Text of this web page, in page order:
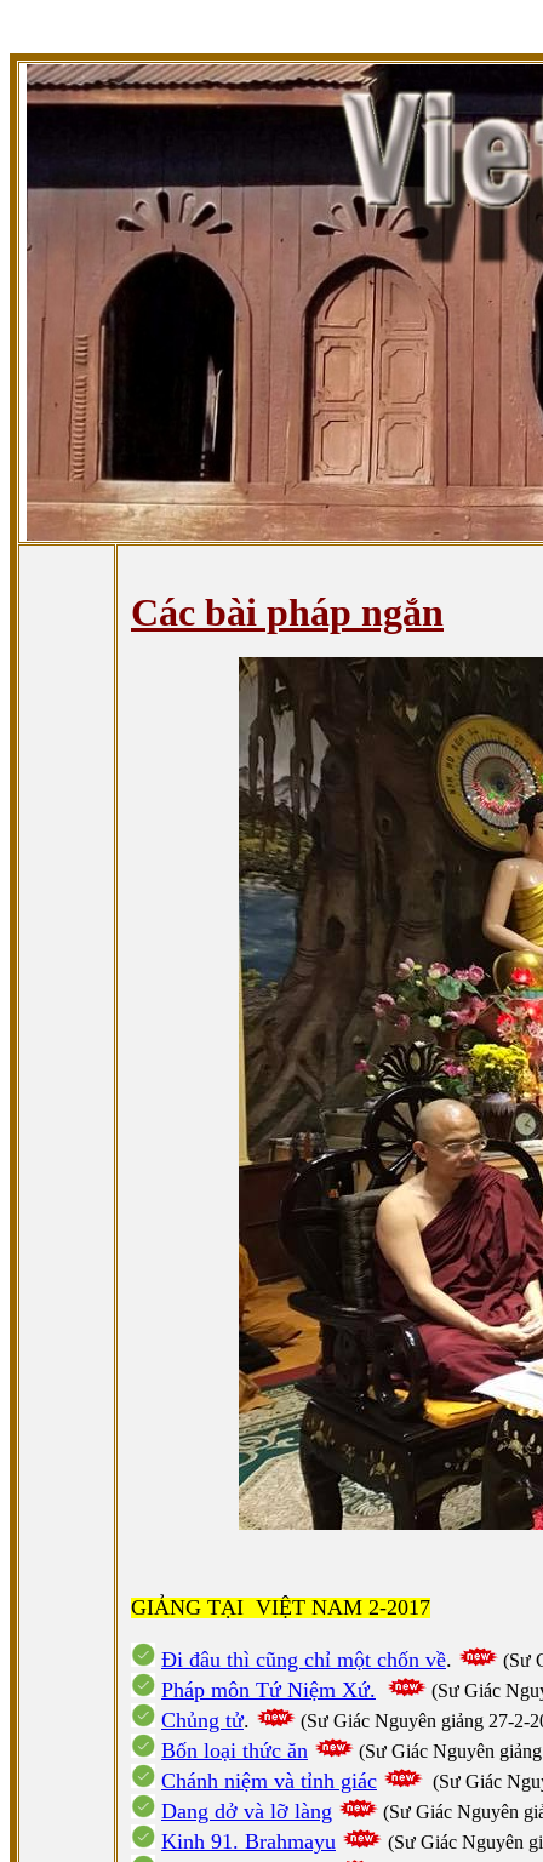
Các bài pháp ngắn
GIẢNG TẠI VIỆT NAM 2-2017
Đi đâu thì cũng chỉ một chốn về. (Sư
Pháp môn Tứ Niệm Xứ. (Sư Giác
Chủng tử. (Sư Giác Nguyên giảng 27-2-
Bốn loại thức ăn (Sư Giác Nguyên
Chánh niệm và tỉnh giác (Sư Giác
Dang dở và lỡ làng (Sư Giác Nguyên g
Kinh 91. Brahmayu (Sư Giác Nguyên